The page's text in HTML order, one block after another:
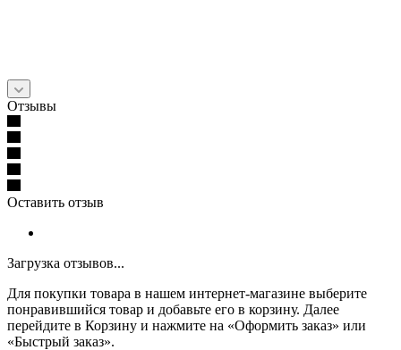
Отзывы
Оставить отзыв
Загрузка отзывов...
Для покупки товара в нашем интернет-магазине выберите
понравившийся товар и добавьте его в корзину. Далее
перейдите в Корзину и нажмите на «Оформить заказ» или
«Быстрый заказ».